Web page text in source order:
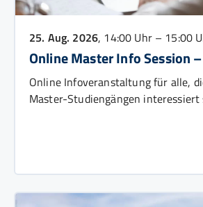
25. Aug. 2026, 14:00 Uhr – 15:00
Online Master Info Session
Online Infoveranstaltung für alle,
Master-Studiengängen interessiert